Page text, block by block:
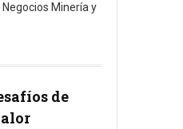
Minería y
de